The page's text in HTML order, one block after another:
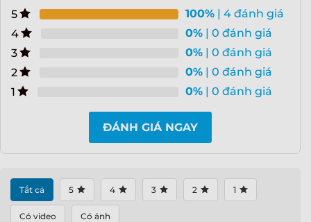
5 100% | 4 đánh giá
4
0% | 0 đánh giá
3
0% | 0 đánh giá
2
0% | 0 đánh giá
1
0% | 0 đánh giá
ĐÁNH GIÁ NGAY
Tất cả 5 4 3 2 1
Có video Có ảnh